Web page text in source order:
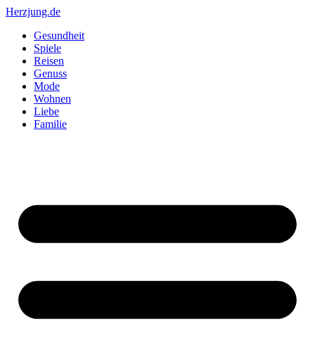
Zum
springen
Herzjung.de
Gesundheit
Spiele
Reisen
Genuss
Mode
Wohnen
Liebe
Familie